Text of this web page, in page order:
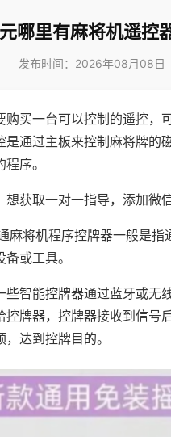
哪里有麻将机遥控
发布时间：2026年08月08日
买一台可以控制的遥控，
通过主板来控制麻将牌的
序。
获取一对一指导，添加微
麻将机程序控牌器一般是
或工具。
些智能控牌器通过蓝牙或无
牌器，控牌器接收到信号
达到控牌目的。